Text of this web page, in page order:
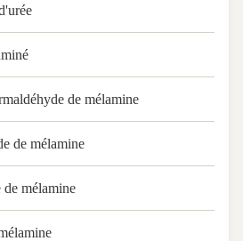
de mélamine
de mélamine
de mélamine